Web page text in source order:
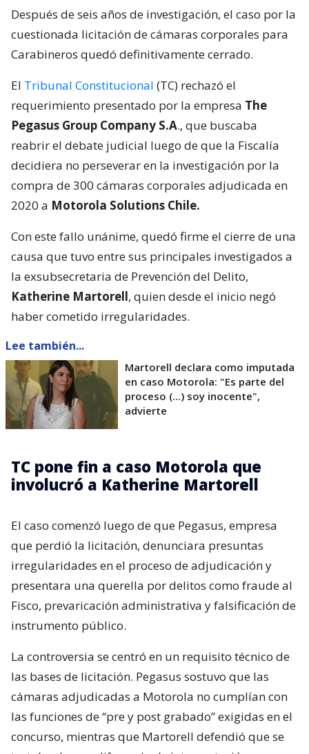
Después de seis años de investigación, el caso por la
cuestionada licitación de cámaras corporales para
Carabineros quedó definitivamente cerrado.
El Tribunal Constitucional (TC) rechazó el
requerimiento presentado por la empresa The
Pegasus Group Company S.A., que buscaba
reabrir el debate judicial luego de que la Fiscalía
decidiera no perseverar en la investigación por la
compra de 300 cámaras corporales adjudicada en
2020 a Motorola Solutions Chile.
Con este fallo unánime, quedó firme el cierre de una
causa que tuvo entre sus principales investigados a
la exsubsecretaria de Prevención del Delito,
Katherine Martorell, quien desde el inicio negó
haber cometido irregularidades.
Lee también...
Martorell declara como imputada
en caso Motorola: "Es parte del
proceso (...) soy inocente",
advierte
TC pone fin a caso Motorola que
involucró a Katherine Martorell
El caso comenzó luego de que Pegasus, empresa
que perdió la licitación, denunciara presuntas
irregularidades en el proceso de adjudicación y
presentara una querella por delitos como fraude al
Fisco, prevaricación administrativa y falsificación de
instrumento público.
La controversia se centró en un requisito técnico de
las bases de licitación. Pegasus sostuvo que las
cámaras adjudicadas a Motorola no cumplían con
las funciones de “pre y post grabado” exigidas en el
concurso, mientras que Martorell defendió que se